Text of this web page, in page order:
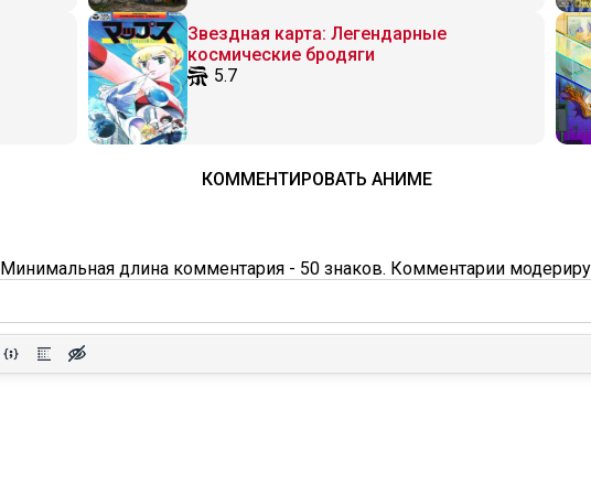
Звездная карта: Легендарные
космические бродяги
5.7
КОММЕНТИРОВАТЬ АНИМЕ
Минимальная длина комментария - 50 знаков. Комментарии